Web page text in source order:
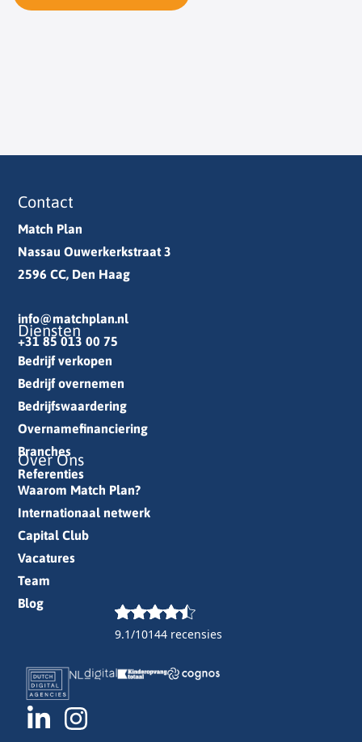
9.1/10144 recensies
Contact
Match Plan
Nassau Ouwerkerkstraat 3
2596 CC, Den Haag
info@matchplan.nl
+31 85 013 00 75
Diensten
Bedrijf verkopen
Bedrijf overnemen
Bedrijfswaardering
Overnamefinanciering
Branches
Referenties
Over Ons
Waarom Match Plan?
Internationaal netwerk
Capital Club
Vacatures
Team
Blog